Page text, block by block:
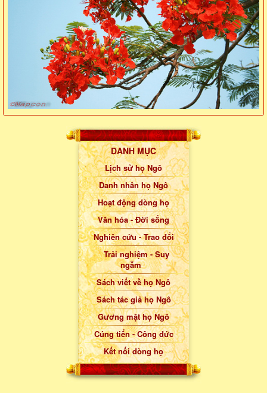
DANH MỤC
Lịch sử họ Ngô
Danh nhân họ Ngô
Hoạt động dòng họ
Văn hóa - Đời sống
Nghiên cứu - Trao đổi
Trải nghiệm - Suy
ngẫm
Sách viết về họ Ngô
Sách tác giả họ Ngô
Gương mặt họ Ngô
Cúng tiến - Công đức
Kết nối dòng họ